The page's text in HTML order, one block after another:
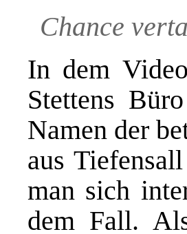
Chance
In dem
Stettens
Namen der
aus
man sich
dem Fall.